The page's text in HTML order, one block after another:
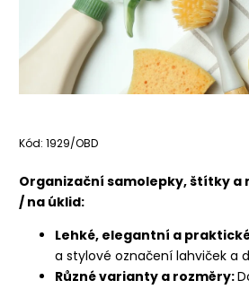
Kód: 1929/OBD
Organizační samolepky, štítky a
/ na úklid:
Lehké, elegantní a
a stylové označení lahviček a
Různé varianty a rozměry: